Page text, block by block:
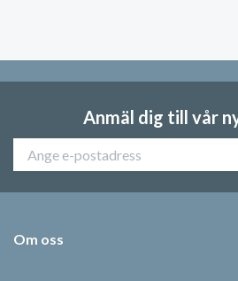
Anmäl dig till vår
Om oss